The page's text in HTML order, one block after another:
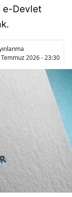
e-Devlet
2026 - 23:30